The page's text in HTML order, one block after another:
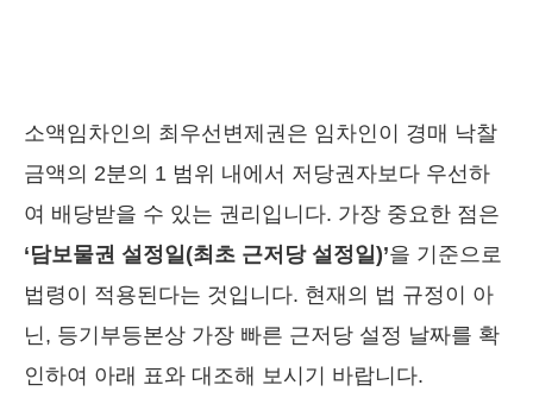
소액임차인의 최우선변제권은 임차인이 경매 낙찰
금액의 2분의 1 범위 내에서 저당권자보다 우선하
여 배당받을 수 있는 권리입니다. 가장 중요한 점은
‘담보물권 설정일(최초 근저당 설정일)’을 기준으로
법령이 적용된다는 것입니다. 현재의 법 규정이 아
닌, 등기부등본상 가장 빠른 근저당 설정 날짜를 확
인하여 아래 표와 대조해 보시기 바랍니다.